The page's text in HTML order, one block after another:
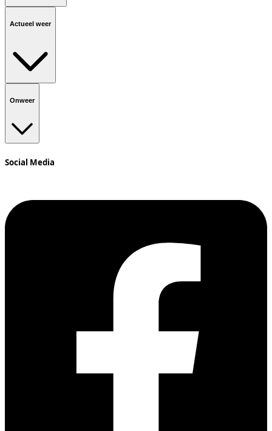
Actueel weer
Onweer
Social Media